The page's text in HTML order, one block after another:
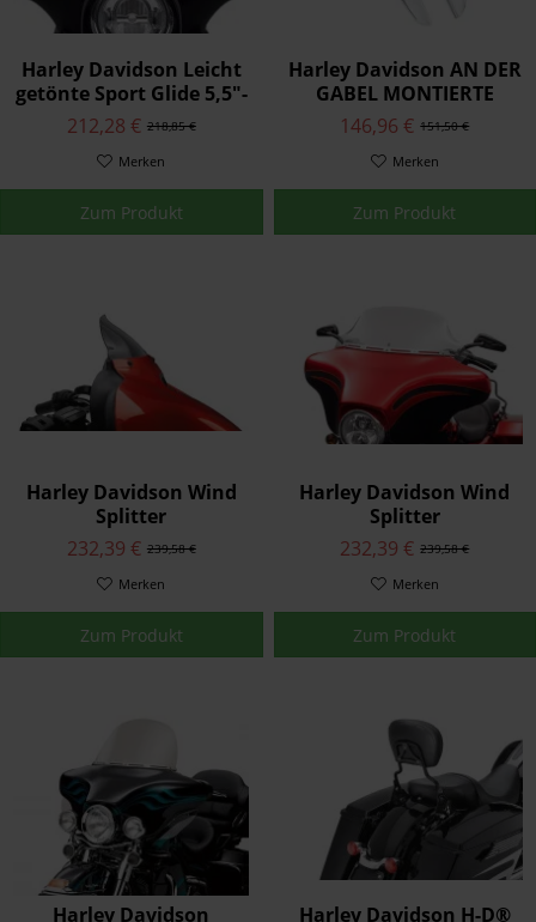
Harley Davidson Leicht
getönte Sport Glide 5,5"-
Windschutzscheibe -
5,5" leicht getönt
57400360
218,85 €
212,28 €
Merken
Zum Produkt
Harley Davidson AN DER
GABEL MONTIERTE
WINDABWEISER -
CHROM 57400146A
151,50 €
146,96 €
Merken
Zum Produkt
Harley Davidson Wind
Splitter
Windschutzscheibe -
Batwing Verkleidung
57400205
239,58 €
232,39 €
Merken
Zum Produkt
Harley Davidson Wind
Splitter
Windschutzscheibe -
Batwing Verkleidung
57400092
239,58 €
232,39 €
Merken
Zum Produkt
Harley Davidson
Harley Davidson H-D®